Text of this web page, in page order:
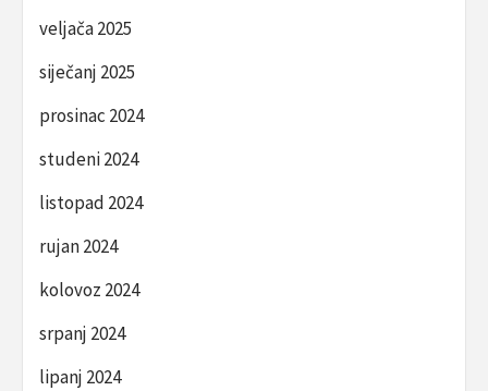
veljača 2025
siječanj 2025
prosinac 2024
studeni 2024
listopad 2024
rujan 2024
kolovoz 2024
srpanj 2024
lipanj 2024